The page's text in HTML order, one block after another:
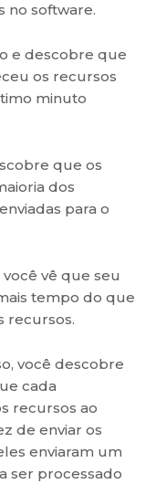
no software.
e descobre que
os recursos
minuto
que os
dos
para o
vê que seu
tempo do que
recursos.
você descobre
cada
recursos ao
de enviar os
enviaram um
ser processado